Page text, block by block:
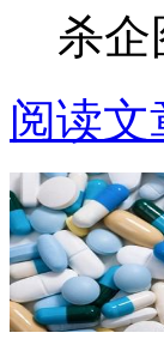
杀企
阅读文